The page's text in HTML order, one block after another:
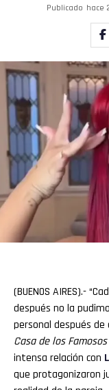
Publicado hace
(BUENOS AIRES).-
después no la
personal después de
Casa de los Famosos
intensa relación con
que protagonizaron